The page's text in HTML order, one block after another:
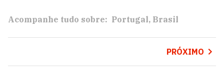
Acompanhe tudo sobre: Portugal Brasil
PRÓXIMO